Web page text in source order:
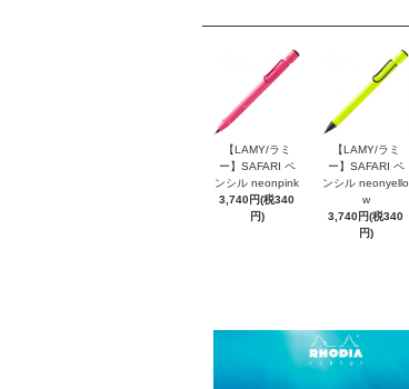
【LAMY/ラミ
ー】SAFARI ペ
ンシル neonpink
3,740円(税340
円)
【LAMY/ラミ
ー】SAFARI ペ
ンシル neonyello
w
3,740円(税340
円)